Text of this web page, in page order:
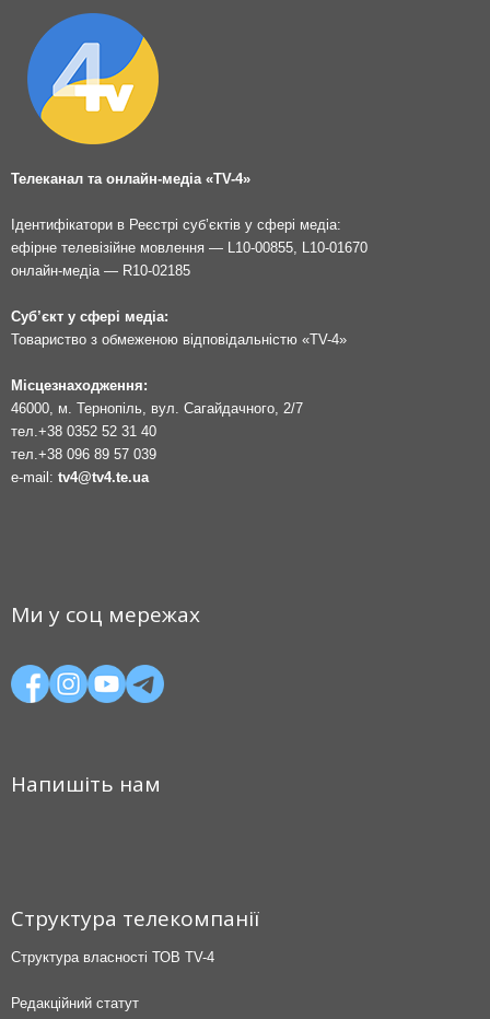
Телеканал та онлайн-медіа «TV-4»
Ідентифікатори в Реєстрі суб’єктів у сфері медіа:
ефірне телевізійне мовлення — L10-00855, L10-01670
онлайн-медіа — R10-02185
Суб’єкт у сфері медіа:
Товариство з обмеженою відповідальністю «TV-4»
Місцезнаходження:
46000, м. Тернопіль, вул. Сагайдачного, 2/7
тел.+38 0352 52 31 40
тел.+38 096 89 57 039
e-mail: tv4@tv4.te.ua
Ми у соц мережах
Напишіть нам
Структура телекомпанії
Структура власності ТОВ TV-4
Редакційний статут